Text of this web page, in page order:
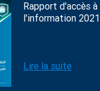
Rapport d'accès à
l'information 2021
Lire la suite